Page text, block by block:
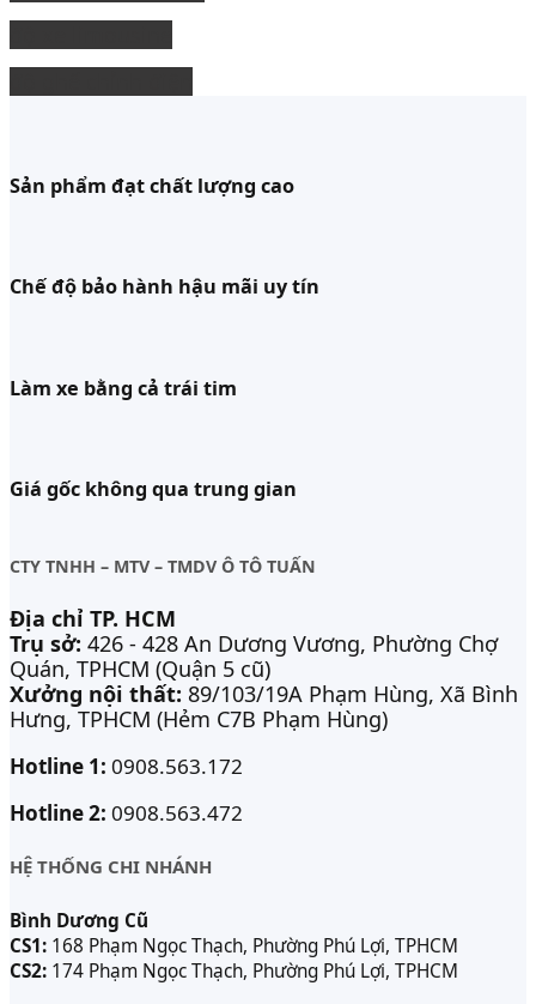
Sản phẩm đạt chất lượng cao
Chế độ bảo hành hậu mãi uy tín
Làm xe bằng cả trái tim
Giá gốc không qua trung gian
CTY TNHH – MTV – TMDV Ô TÔ TUẤN
Địa chỉ TP. HCM
Trụ sở: 426 - 428 An Dương Vương, Phường Chợ
Quán, TPHCM (Quận 5 cũ)
Xưởng nội thất: 89/103/19A Phạm Hùng, Xã Bình
Hưng, TPHCM (Hẻm C7B Phạm Hùng)
Hotline 1: 0908.563.172
Hotline 2: 0908.563.472
HỆ THỐNG CHI NHÁNH
Bình Dương Cũ
CS1: 168 Phạm Ngọc Thạch, Phường Phú Lợi, TPHCM
CS2: 174 Phạm Ngọc Thạch, Phường Phú Lợi, TPHCM